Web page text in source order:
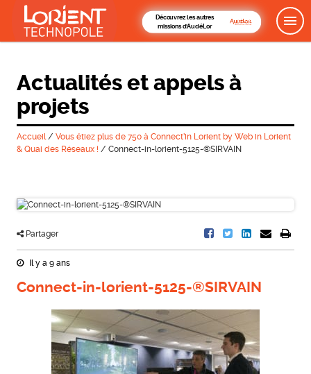
Découvrez les autres
missions d'AudéLor
Actualités et appels à
projets
Accueil/ Vous étiez plus de 750 à Connect’in Lorient by Web in Lorient
& Quai des Réseaux ! / Connect-in-lorient-5125-®SIRVAIN
Partager
Il y a 9 ans
Connect-in-lorient-5125-®SIRVAIN